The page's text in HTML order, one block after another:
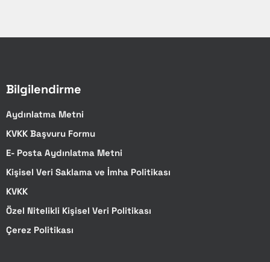
Bilgilendirme
Aydınlatma Metni
KVKK Başvuru Formu
E- Posta Aydınlatma Metni
Kişisel Veri Saklama ve İmha Politikası
KVKK
Özel Nitelikli Kişisel Veri Politikası
Çerez Politikası